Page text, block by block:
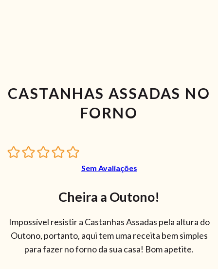
CASTANHAS ASSADAS NO
FORNO
Sem Avaliações
Cheira a Outono!
Impossível resistir a Castanhas Assadas pela altura do
Outono, portanto, aqui tem uma receita bem simples
para fazer no forno da sua casa! Bom apetite.